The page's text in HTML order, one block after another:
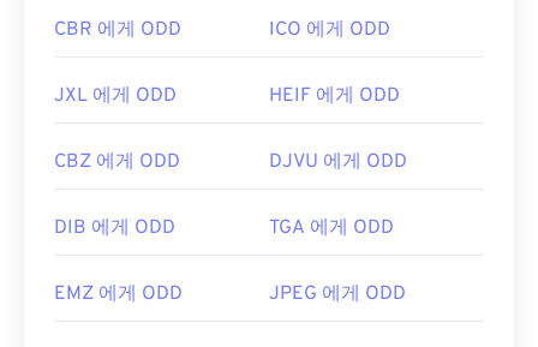
CBR 에게 ODD ICO 에게 ODD
JXL 에게 ODD HEIF 에게 ODD
CBZ 에게 ODD DJVU 에게 ODD
DIB 에게 ODD TGA 에게 ODD
EMZ 에게 ODD JPEG 에게 ODD